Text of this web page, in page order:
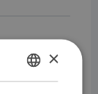
DUTCH
×